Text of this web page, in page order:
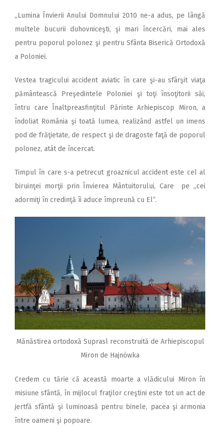
„Lumina Învierii Anului Domnului 2010 ne-a adus, pe lângă
multele bucurii duhovniceşti, şi mari încercări, mai ales
pentru poporul polonez şi pentru Sfânta Biserică Ortodoxă
a Poloniei.
Vestea tragicului accident aviatic în care şi-au sfârşit viaţa
pământească Preşedintele Poloniei şi toţi însoţitorii săi,
întru care Înaltpreasfinţitul Părinte Arhiepiscop Miron, a
îndoliat România şi toată lumea, realizând astfel un imens
pod de frăţietate, de respect şi de dragoste faţă de poporul
polonez, atât de încercat.
Timpul în care s-a petrecut groaznicul accident este cel al
biruinţei morţii prin Învierea Mântuitorului, Care pe ,,cei
adormiţi în credinţă îi aduce împreună cu El”.
Mănăstirea ortodoxă Suprasl reconstruită de Arhiepiscopul
Miron de Hajnówka
Credem cu tărie că această moarte a vlădicului Miron în
misiune sfântă, în mijlocul fraţilor creştini este tot un act de
jertfă sfântă şi luminoasă pentru binele, pacea şi armonia
între oameni şi popoare.